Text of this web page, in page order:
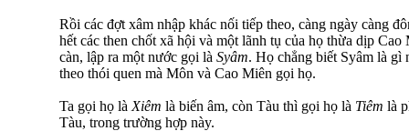
Rồi các đợt xâm nhập khác nối tiếp theo, càng ngày càng
hết các then chốt xã hội và một lãnh tụ của họ thừa dịp
càn, lập ra một nước gọi là Syâm. Họ chẳng biết Syâm là
theo thói quen mà Môn và Cao Miên gọi họ.
Ta gọi họ là Xiêm là biến âm, còn Tàu thì gọi họ là Tiêm là
Tàu, trong trường hợp này.